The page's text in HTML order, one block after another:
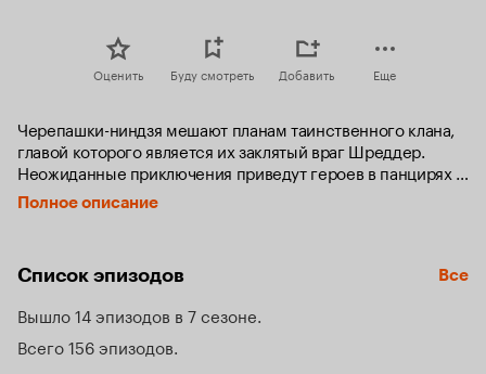
Оценить Буду смотреть Добавить Еще
Черепашки-ниндзя мешают планам таинственного клана,
главой которого является их заклятый враг Шреддер.
Неожиданные приключения приведут героев в панцирях в
космос, в феодальную Японию и даже в
киберпространство.
Полное описание
Список эпизодов Все
Вышло 14 эпизодов в 7 сезоне
Всего 156 эпизодов